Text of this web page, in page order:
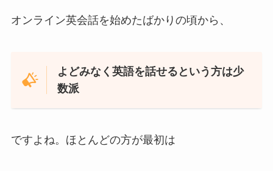
オンライン英会話を始めたばかりの頃から、
よどみなく英語を話せるという方は少
数派
ですよね。ほとんどの方が最初は